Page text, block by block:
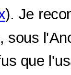
). Je
sous
que